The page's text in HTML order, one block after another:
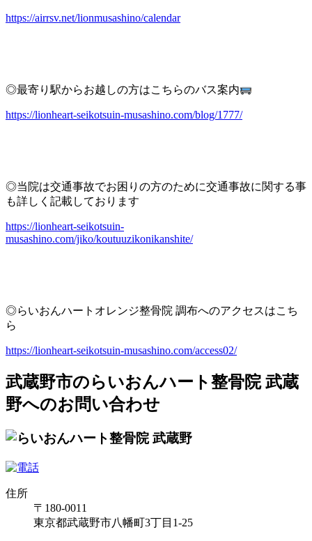
https://airrsv.net/lionmusashino/calendar
◎最寄り駅からお越しの方はこちらのバス案内
https://lionheart-seikotsuin-musashino.com/blog/1777/
◎当院は交通事故でお困りの方のために交通事故に関する事
も詳しく記載しております
https://lionheart-seikotsuin-
musashino.com/jiko/koutuuzikonikanshite/
◎らいおんハートオレンジ整骨院 調布へのアクセスはこち
ら
https://lionheart-seikotsuin-musashino.com/access02/
武蔵野市のらいおんハート整骨院 武蔵
野へのお問い合わせ
住所
〒180-0011
東京都武蔵野市八幡町3丁目1-25